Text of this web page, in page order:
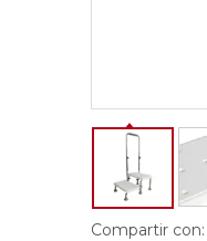
Compartir con: